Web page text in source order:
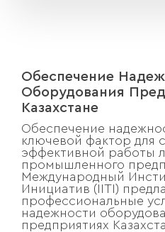
Обеспечение
Оборудования
Казахстане
Обеспечение
ключевой фактор для
эффективной работы
промышленного
Международный
Инициатив (IITI)
профессиональные
надежности
предприятиях